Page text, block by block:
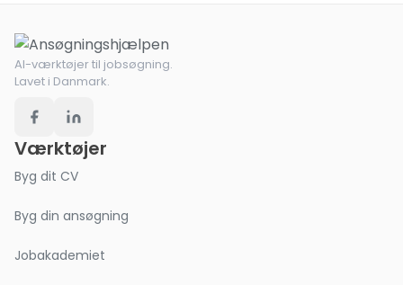
AI-værktøjer til jobsøgning.
Lavet i Danmark.
Værktøjer
Byg dit CV
Byg din ansøgning
Jobakademiet